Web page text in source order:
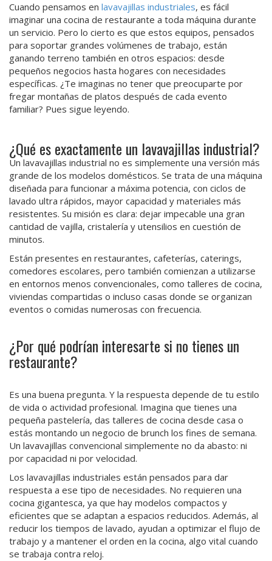
Cuando pensamos en lavavajillas industriales, es fácil
imaginar una cocina de restaurante a toda máquina durante
un servicio. Pero lo cierto es que estos equipos, pensados
para soportar grandes volúmenes de trabajo, están
ganando terreno también en otros espacios: desde
pequeños negocios hasta hogares con necesidades
específicas. ¿Te imaginas no tener que preocuparte por
fregar montañas de platos después de cada evento
familiar? Pues sigue leyendo.
¿Qué es exactamente un lavavajillas industrial?
Un lavavajillas industrial no es simplemente una versión más
grande de los modelos domésticos. Se trata de una máquina
diseñada para funcionar a máxima potencia, con ciclos de
lavado ultra rápidos, mayor capacidad y materiales más
resistentes. Su misión es clara: dejar impecable una gran
cantidad de vajilla, cristalería y utensilios en cuestión de
minutos.
Están presentes en restaurantes, cafeterías, caterings,
comedores escolares, pero también comienzan a utilizarse
en entornos menos convencionales, como talleres de cocina,
viviendas compartidas o incluso casas donde se organizan
eventos o comidas numerosas con frecuencia.
¿Por qué podrían interesarte si no tienes un
restaurante?
Es una buena pregunta. Y la respuesta depende de tu estilo
de vida o actividad profesional. Imagina que tienes una
pequeña pastelería, das talleres de cocina desde casa o
estás montando un negocio de brunch los fines de semana.
Un lavavajillas convencional simplemente no da abasto: ni
por capacidad ni por velocidad.
Los lavavajillas industriales están pensados para dar
respuesta a ese tipo de necesidades. No requieren una
cocina gigantesca, ya que hay modelos compactos y
eficientes que se adaptan a espacios reducidos. Además, al
reducir los tiempos de lavado, ayudan a optimizar el flujo de
trabajo y a mantener el orden en la cocina, algo vital cuando
se trabaja contra reloj.